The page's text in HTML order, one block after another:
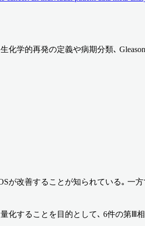
化学的再発の定義や病期分類､
改善することが知られている｡ 一
化することを目的として､ 6件の第Ⅲ